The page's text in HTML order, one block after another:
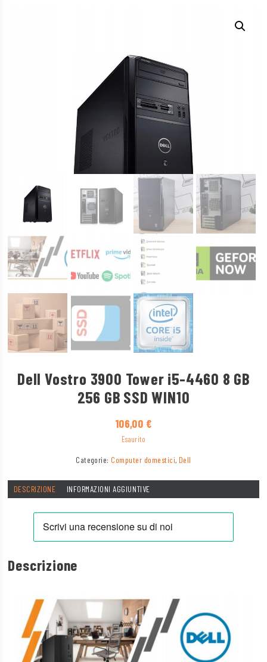
Dell Vostro 3900 Tower i5-4460 8 GB
256 GB SSD WIN10
106,00 €
Esaurito
Categorie: Computer domestici, Dell
DESCRIZIONE INFORMAZIONI AGGIUNTIVE
Descrizione